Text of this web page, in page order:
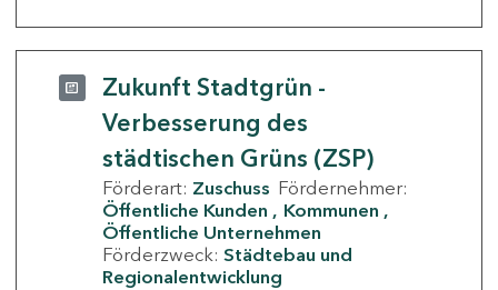
Zukunft Stadtgrün -
Verbesserung des
städtischen Grüns (ZSP)
Förderart: Zuschuss Fördernehmer:
Öffentliche Kunden
Kommunen
Öffentliche Unternehmen
Förderzweck: Städtebau und
Regionalentwicklung